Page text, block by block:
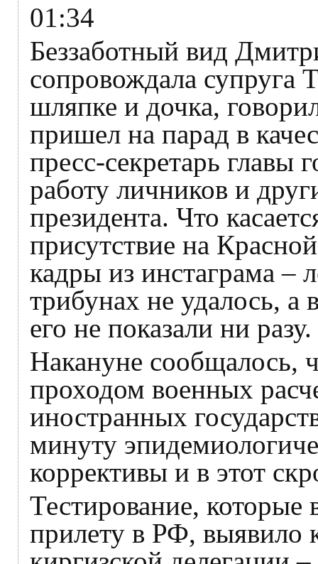
01:34
Беззаботный вид
сопровождала супруга
шляпке и дочка,
пришел на парад в
пресс-секретарь главы
работу личников и
президента. Что
присутствие на
кадры из инстаграма –
трибунах не удалось, а
его не показали ни разу.
Накануне сообщалось,
проходом военных
иностранных
минуту
коррективы и в этот
Тестирование, которые
прилету в РФ, выявило